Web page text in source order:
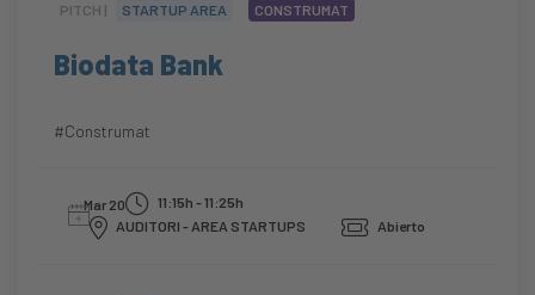
PITCH | STARTUP AREA CONSTRUMAT
Biodata Bank
#Construmat
Mar 20
11:15h - 11:25h
AUDITORI - AREA STARTUPS
Abierto